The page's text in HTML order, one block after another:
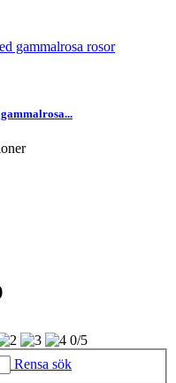
0/5
Rensa sök